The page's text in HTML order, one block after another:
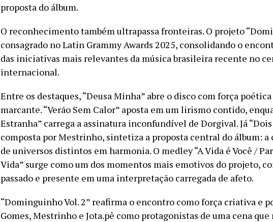
proposta do álbum.
O reconhecimento também ultrapassa fronteiras. O projeto
consagrado no Latin Grammy Awards 2025, consolidando o
das iniciativas mais relevantes da música brasileira recente no
internacional.
Entre os destaques, “Deusa Minha” abre o disco com força
marcante. “Verão Sem Calor” aposta em um lirismo contido,
Estranha” carrega a assinatura inconfundível de Dorgival. Já
composta por Mestrinho, sintetiza a proposta central do álbum: a
de universos distintos em harmonia. O medley “A Vida é Você /
Vida” surge como um dos momentos mais emotivos do projeto,
passado e presente em uma interpretação carregada de afeto.
“Dominguinho Vol. 2” reafirma o encontro como força criativa e
Gomes, Mestrinho e Jota.pê como protagonistas de uma cena que